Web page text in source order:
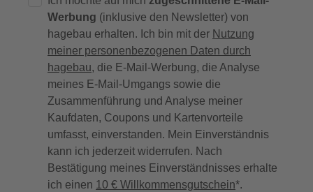
Werbung (inklusive den Newsletter) von
hagebau erhalten. Ich bin mit der Nutzung
meiner personenbezogenen Daten durch
hagebau, die E-Mail-Werbung, die Analyse
meines E-Mail-Umgangs sowie die
Zusammenführung und Analyse meiner
Kaufdaten, Coupons und Kartenvorteile
umfasst, einverstanden. Mein Einverständnis
kann ich jederzeit widerrufen. Nach
Bestätigung meines Einverständnisses erhalte
ich einen 10 € Willkommensgutschein*.